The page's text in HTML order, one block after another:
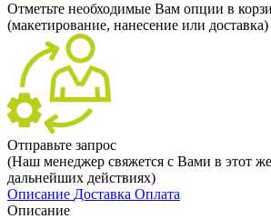
Отметьте необходимые Вам опции в
(макетирование, нанесение или доставка)
Отправьте запрос
(Наш менеджер свяжется с Вами в этот
дальнейших действиях)
Описание Доставка Оплата
Описание